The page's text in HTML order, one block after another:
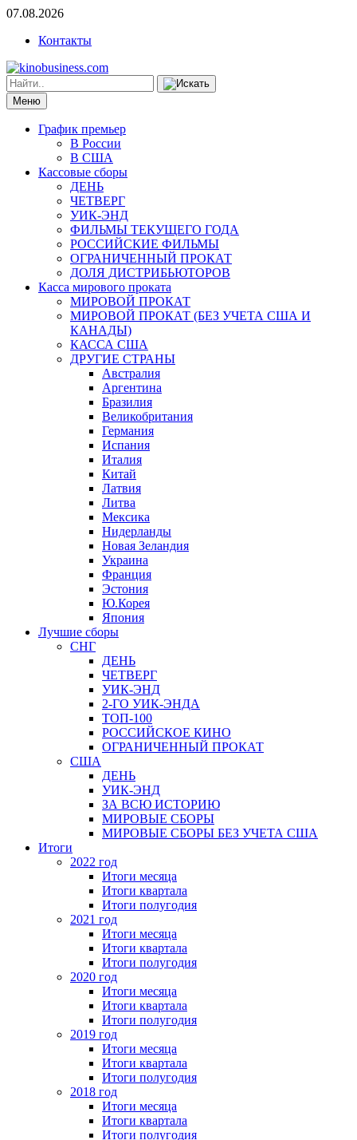
07.08.2026
Контакты
Меню
График премьер
В России
В США
Кассовые сборы
ДЕНЬ
ЧЕТВЕРГ
УИК-ЭНД
ФИЛЬМЫ ТЕКУЩЕГО ГОДА
РОССИЙСКИЕ ФИЛЬМЫ
ОГРАНИЧЕННЫЙ ПРОКАТ
ДОЛЯ ДИСТРИБЬЮТОРОВ
Касса мирового проката
МИРОВОЙ ПРОКАТ
МИРОВОЙ ПРОКАТ (БЕЗ УЧЕТА США И
КАНАДЫ)
КАССА США
ДРУГИЕ СТРАНЫ
Австралия
Аргентина
Бразилия
Великобритания
Германия
Испания
Италия
Китай
Латвия
Литва
Мексика
Нидерланды
Новая Зеландия
Украина
Франция
Эстония
Ю.Корея
Япония
Лучшие сборы
СНГ
ДЕНЬ
ЧЕТВЕРГ
УИК-ЭНД
2-ГО УИК-ЭНДА
ТОП-100
РОССИЙСКОЕ КИНО
ОГРАНИЧЕННЫЙ ПРОКАТ
США
ДЕНЬ
УИК-ЭНД
ЗА ВСЮ ИСТОРИЮ
МИРОВЫЕ СБОРЫ
МИРОВЫЕ СБОРЫ БЕЗ УЧЕТА США
Итоги
2022 год
Итоги месяца
Итоги квартала
Итоги полугодия
2021 год
Итоги месяца
Итоги квартала
Итоги полугодия
2020 год
Итоги месяца
Итоги квартала
Итоги полугодия
2019 год
Итоги месяца
Итоги квартала
Итоги полугодия
2018 год
Итоги месяца
Итоги квартала
Итоги полугодия